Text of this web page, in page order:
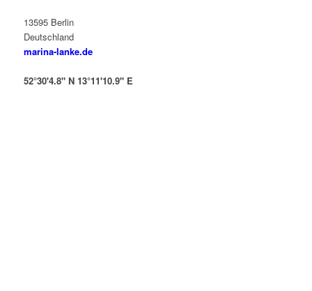
13595 Berlin
Deutschland
marina-lanke.de
52°30'4.8" N 13°11'10.9" E